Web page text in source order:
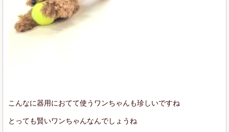
こんなに器用におてて使うワンちゃんも珍しいですね
とっても賢いワンちゃんなんでしょうね